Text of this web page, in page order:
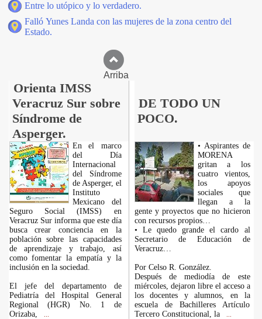
Entre lo utópico y lo verdadero.
Falló Yunes Landa con las mujeres de la zona centro del
Estado.
Arriba
Orienta IMSS
Veracruz Sur sobre
Síndrome de
Asperger.
DE TODO UN
POCO.
En el marco
del Día
Internacional
del Síndrome
de Asperger, el
Instituto
Mexicano del
Seguro Social (IMSS) en
Veracruz Sur informa que este día
busca crear conciencia en la
población sobre las capacidades
de aprendizaje y trabajo, así
como fomentar la empatía y la
inclusión en la sociedad.
El jefe del departamento de
Pediatría del Hospital General
Regional (HGR) No. 1 de
Orizaba,
• Aspirantes de
MORENA
gritan a los
cuatro vientos,
los apoyos
sociales que
llegan a la
gente y proyectos que no hicieron
con recursos propios…
• Le quedo grande el cardo al
Secretario de Educación de
Veracruz…
Por Celso R. González.
Después de mediodía de este
miércoles, dejaron libre el acceso a
los docentes y alumnos, en la
escuela de Bachilleres Artículo
Tercero Constitucional, la